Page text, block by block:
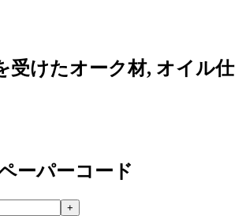
受けたオーク材, オイル仕
ーパーコード
+